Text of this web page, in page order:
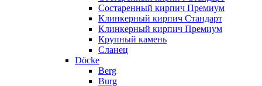
Состаренный кирпич Премиум
Клинкерный кирпич Стандарт
Клинкерный кирпич Премиум
Крупный камень
Сланец
Döcke
Berg
Burg